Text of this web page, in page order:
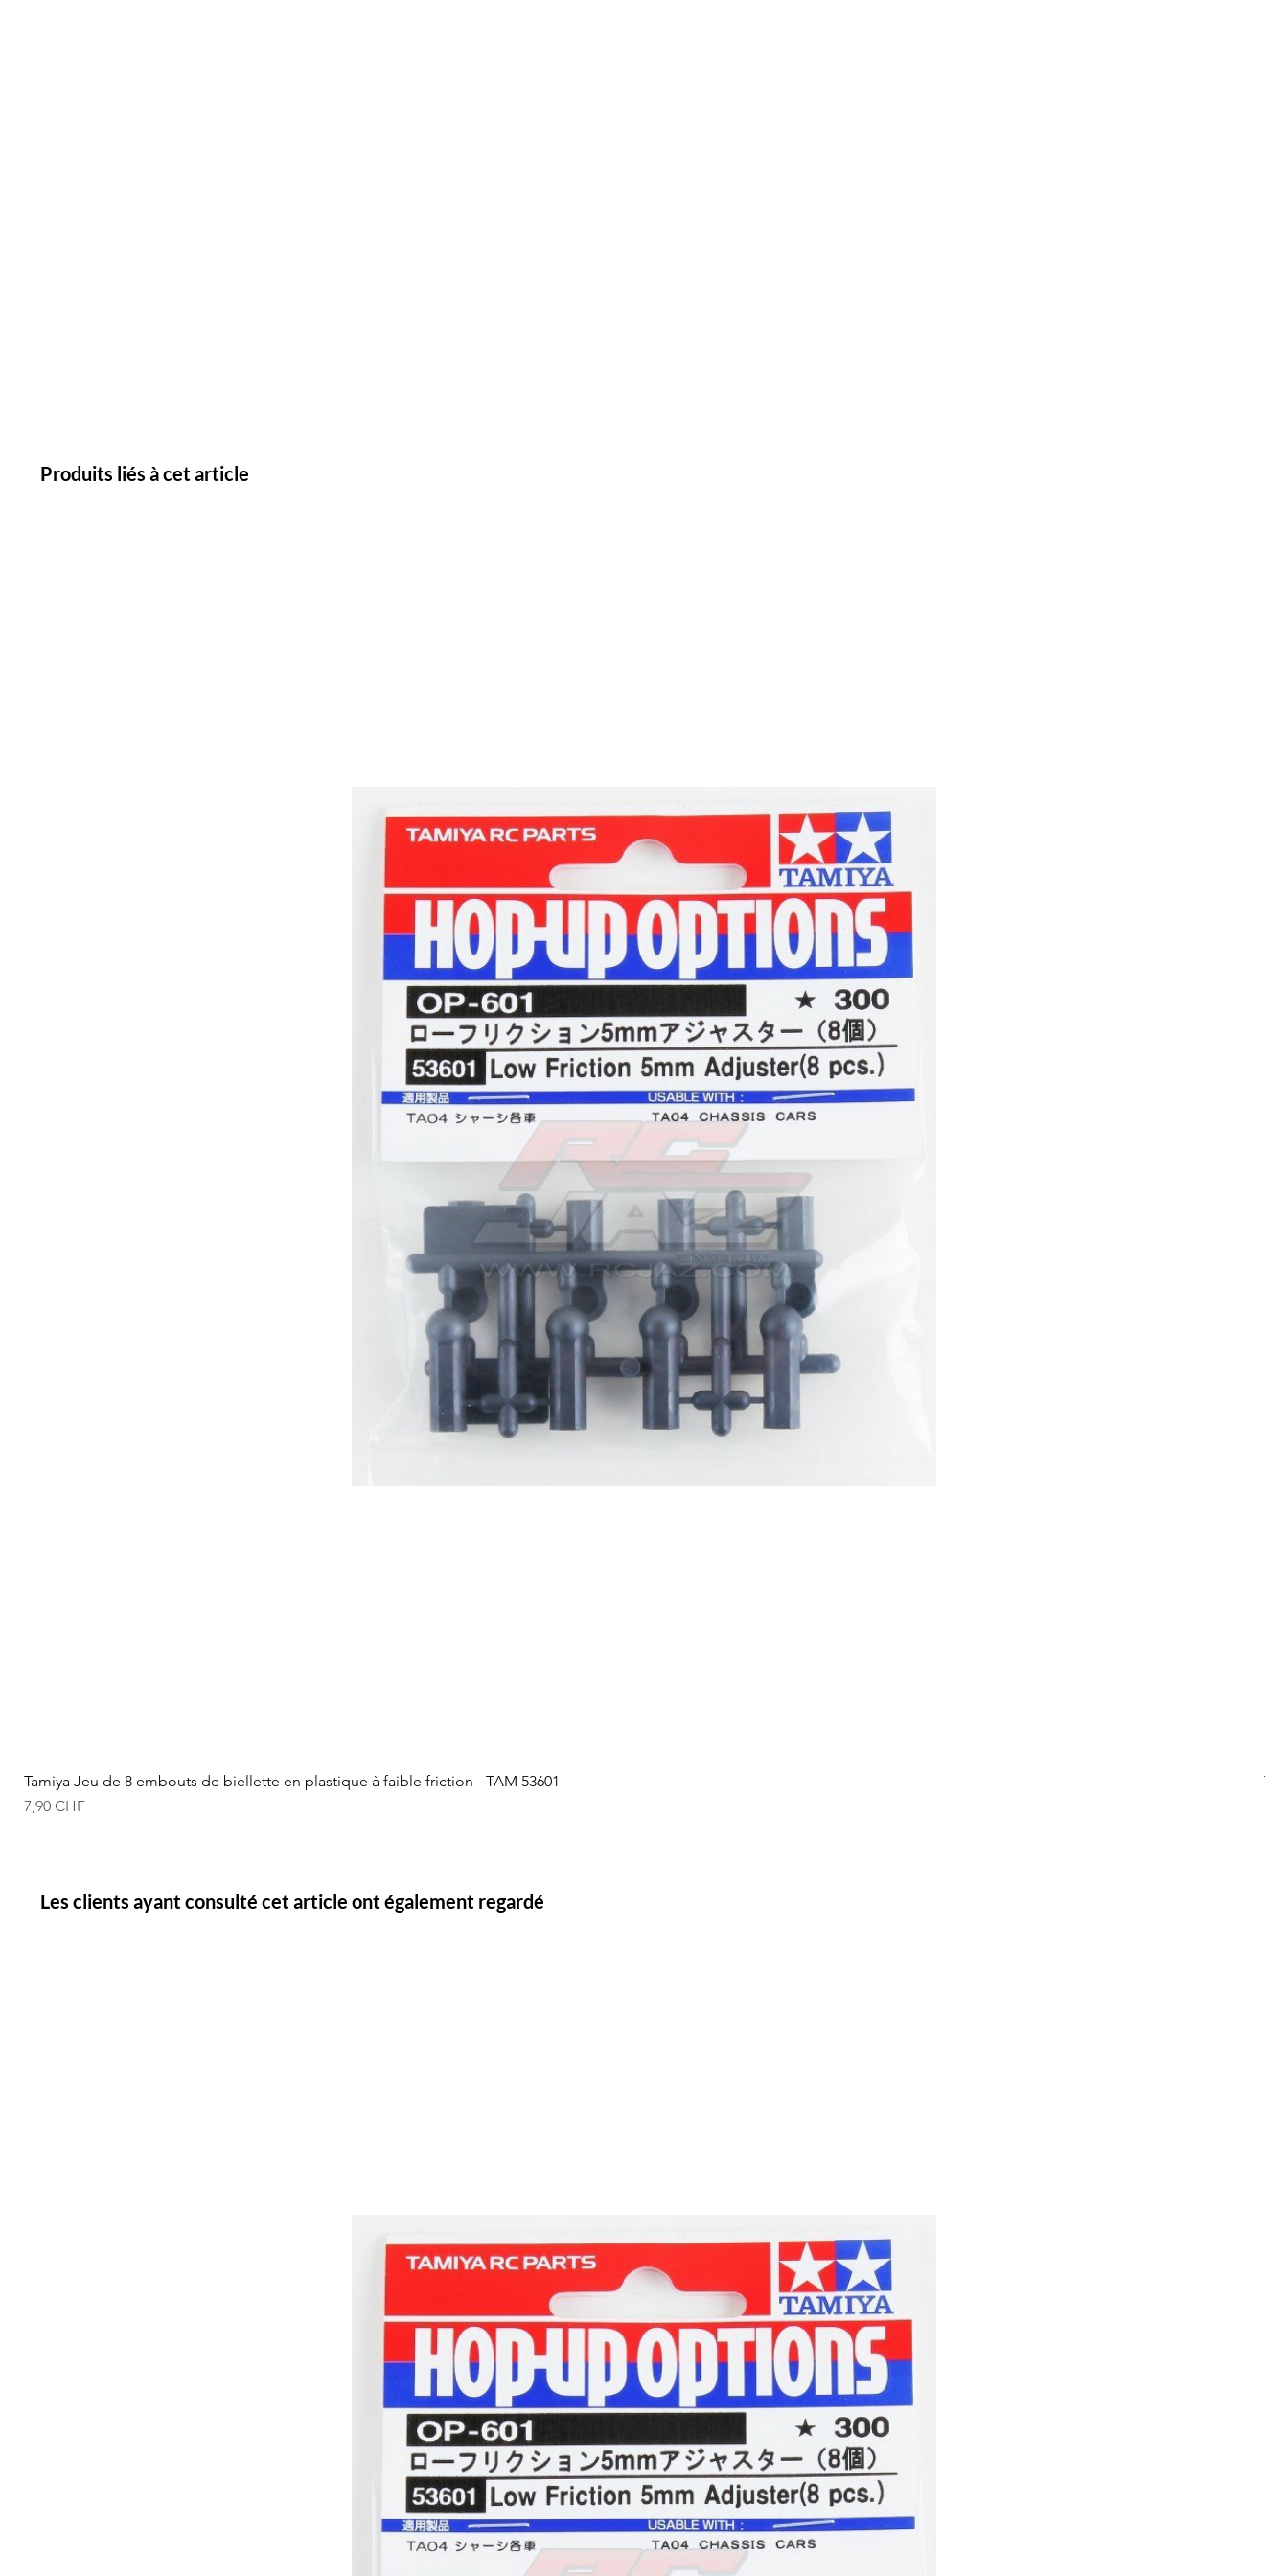
Produits liés à cet article
Tamiya Jeu de 8 embouts de biellette en plastique à faible friction - TAM 53601
Prix
7,90 CHF
Les clients ayant consulté cet article ont également regardé